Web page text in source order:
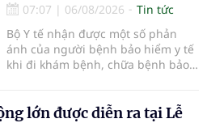
07:07 | 06/08/2026
Tin tức
Bộ Y tế nhận được một số phản
ánh của người bệnh bảo hiểm y tế
khi đi khám bệnh, chữa bệnh bảo
bệnh, chữa bệnh theo yêu cầu
lớn được diễn ra tại Lễ